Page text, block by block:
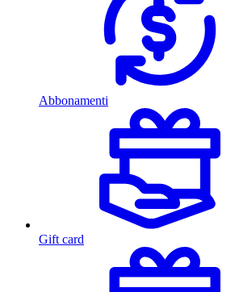
Abbonamenti
Gift card